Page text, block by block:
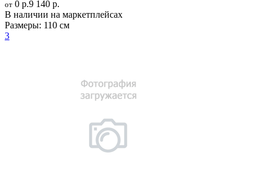
от 0 р.9 140 р.
В наличии на маркетплейсах
Размеры: 110 см
3